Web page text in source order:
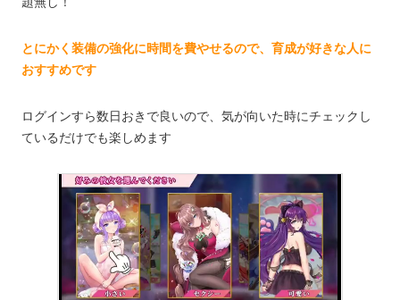
とにかく装備の強化に時間を費やせるので、育成が好きな人に
おすすめです
ログインすら数日おきで良いので、気が向いた時にチェックし
ているだけでも楽しめます